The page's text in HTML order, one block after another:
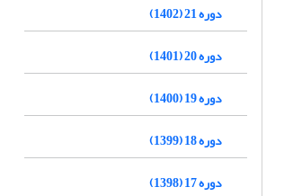
دوره 21 (1402)
دوره 20 (1401)
دوره 19 (1400)
دوره 18 (1399)
دوره 17 (1398)